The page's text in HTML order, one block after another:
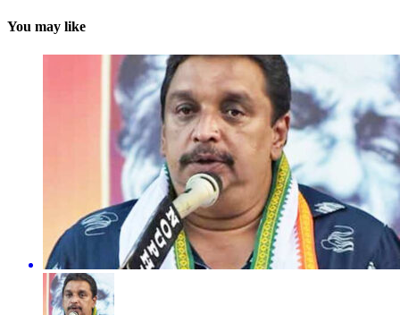
You may like